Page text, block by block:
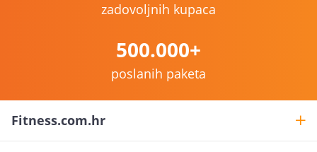
zadovoljnih kupaca
500.000+
poslanih paketa
Fitness.com.hr